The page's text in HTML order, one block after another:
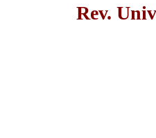
Rev.